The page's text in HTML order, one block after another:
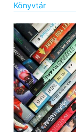
Könyvtár